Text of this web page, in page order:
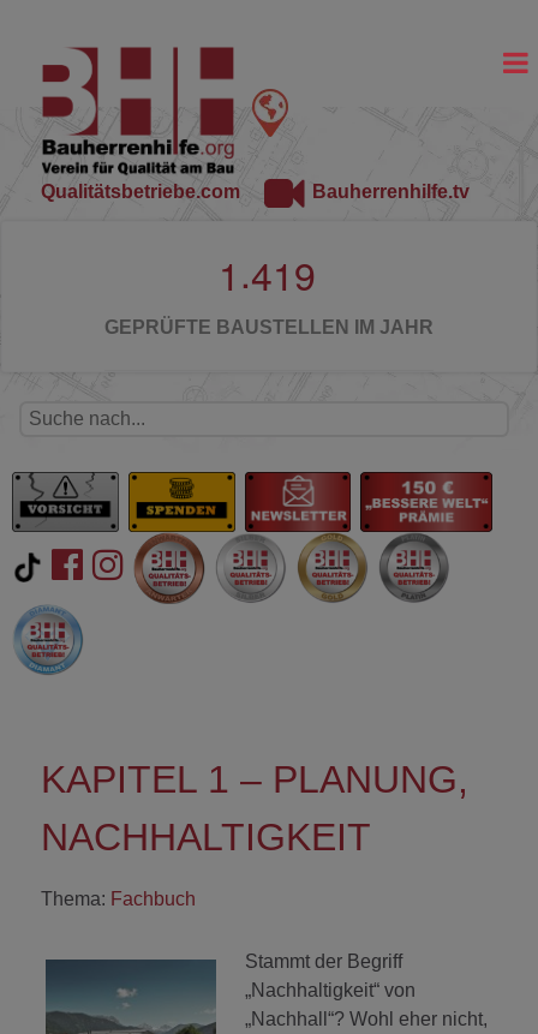
Qualitätsbetriebe.com Bauherrenhilfe.tv
1 .419
GEPRÜFTE BAUSTELLEN IM JAHR
KAPITEL 1 – PLANUNG,
NACHHALTIGKEIT
Thema: Fachbuch
Stammt der Begriff
„Nachhaltigkeit“ von
„Nachhall“? Wohl eher nicht,